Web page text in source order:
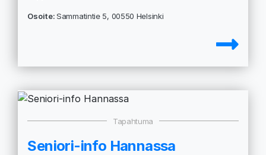
Osoite:Sammatintie 5, 00550 Helsinki
Tapahtuma
Seniori-info Hannassa